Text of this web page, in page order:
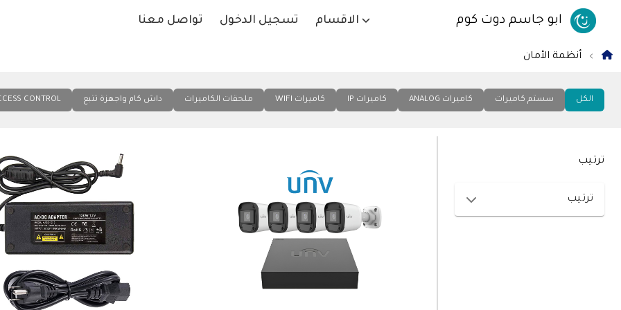
ابو جاسم دوت كوم الاقسام تسجيل الدخول تواصل معنا
أنظمة الأمان
الكل سستم كاميرات كاميرات ANALOG كاميرات IP كاميرات WIFI ملحقات الكاميرات داش كام واجهزة تتبع CONTROL
ترتيب
ترتيب